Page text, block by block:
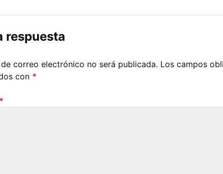
respuesta
correo electrónico no será publicada. Los campos
con *
*